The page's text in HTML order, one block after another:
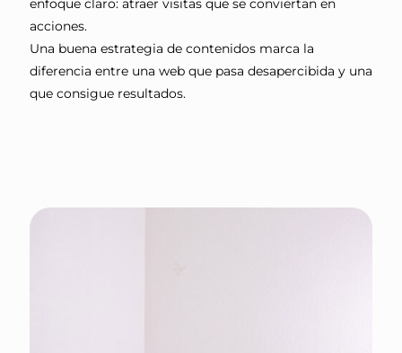
acciones.
Una buena estrategia de contenidos marca la
diferencia entre una web que pasa desapercibida y una
que consigue resultados.